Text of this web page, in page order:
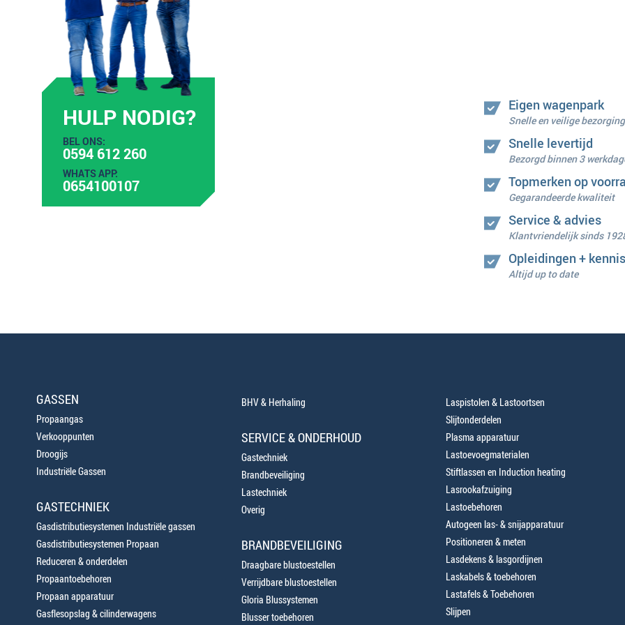
HULP NODIG?
BEL ONS:
0594 612 260
WHATS APP:
0654100107
Eigen wagenpark
Snelle en veilige bezorging
Snelle levertijd
Bezorgd binnen 3
Topmerken op
Gegarandeerde kwaliteit
Service & advies
Klantvriendelijk sinds
Opleidingen + kennis
Altijd up to date
GASSEN
Propaangas
Verkooppunten
Droogijs
Industriële Gassen
GASTECHNIEK
Gasdistributiesystemen Industriële gassen
Gasdistributiesystemen Propaan
Reduceren & onderdelen
Propaantoebehoren
Propaan apparatuur
Gasflesopslag & cilinderwagens
BHV & Herhaling
SERVICE & ONDERHOUD
Gastechniek
Brandbeveiliging
Lastechniek
Overig
BRANDBEVEILIGING
Draagbare blustoestellen
Verrijdbare blustoestellen
Gloria Blussystemen
Blusser toebehoren
Laspistolen & Lastoortsen
Slijtonderdelen
Plasma apparatuur
Lastoevoegmaterialen
Stiftlassen en Induction heating
Lasrookafzuiging
Lastoebehoren
Autogeen las- & snijapparatuur
Positioneren & meten
Lasdekens & lasgordijnen
Laskabels & toebehoren
Lastafels & Toebehoren
Slijpen